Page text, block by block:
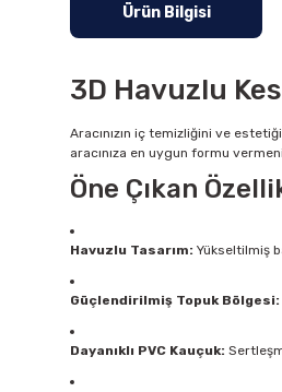
Ürün Bilgisi
3D Havuzlu
Aracınızın iç temizliğini ve
aracınıza en uygun formu
Öne Çıkan
Havuzlu Tasarım: Yükseltilmiş
Güçlendirilmiş Topuk Bölgesi:
Dayanıklı PVC Kauçuk: